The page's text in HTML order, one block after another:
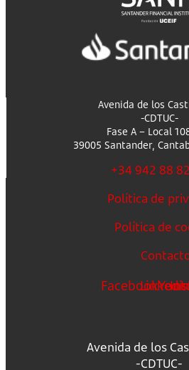
Avenida de los
-CDTUC-
Fase A – Local
39005 Santander,
+34 942 88
Política de
Política de
Facebook
Avenida de los
-CDTUC-